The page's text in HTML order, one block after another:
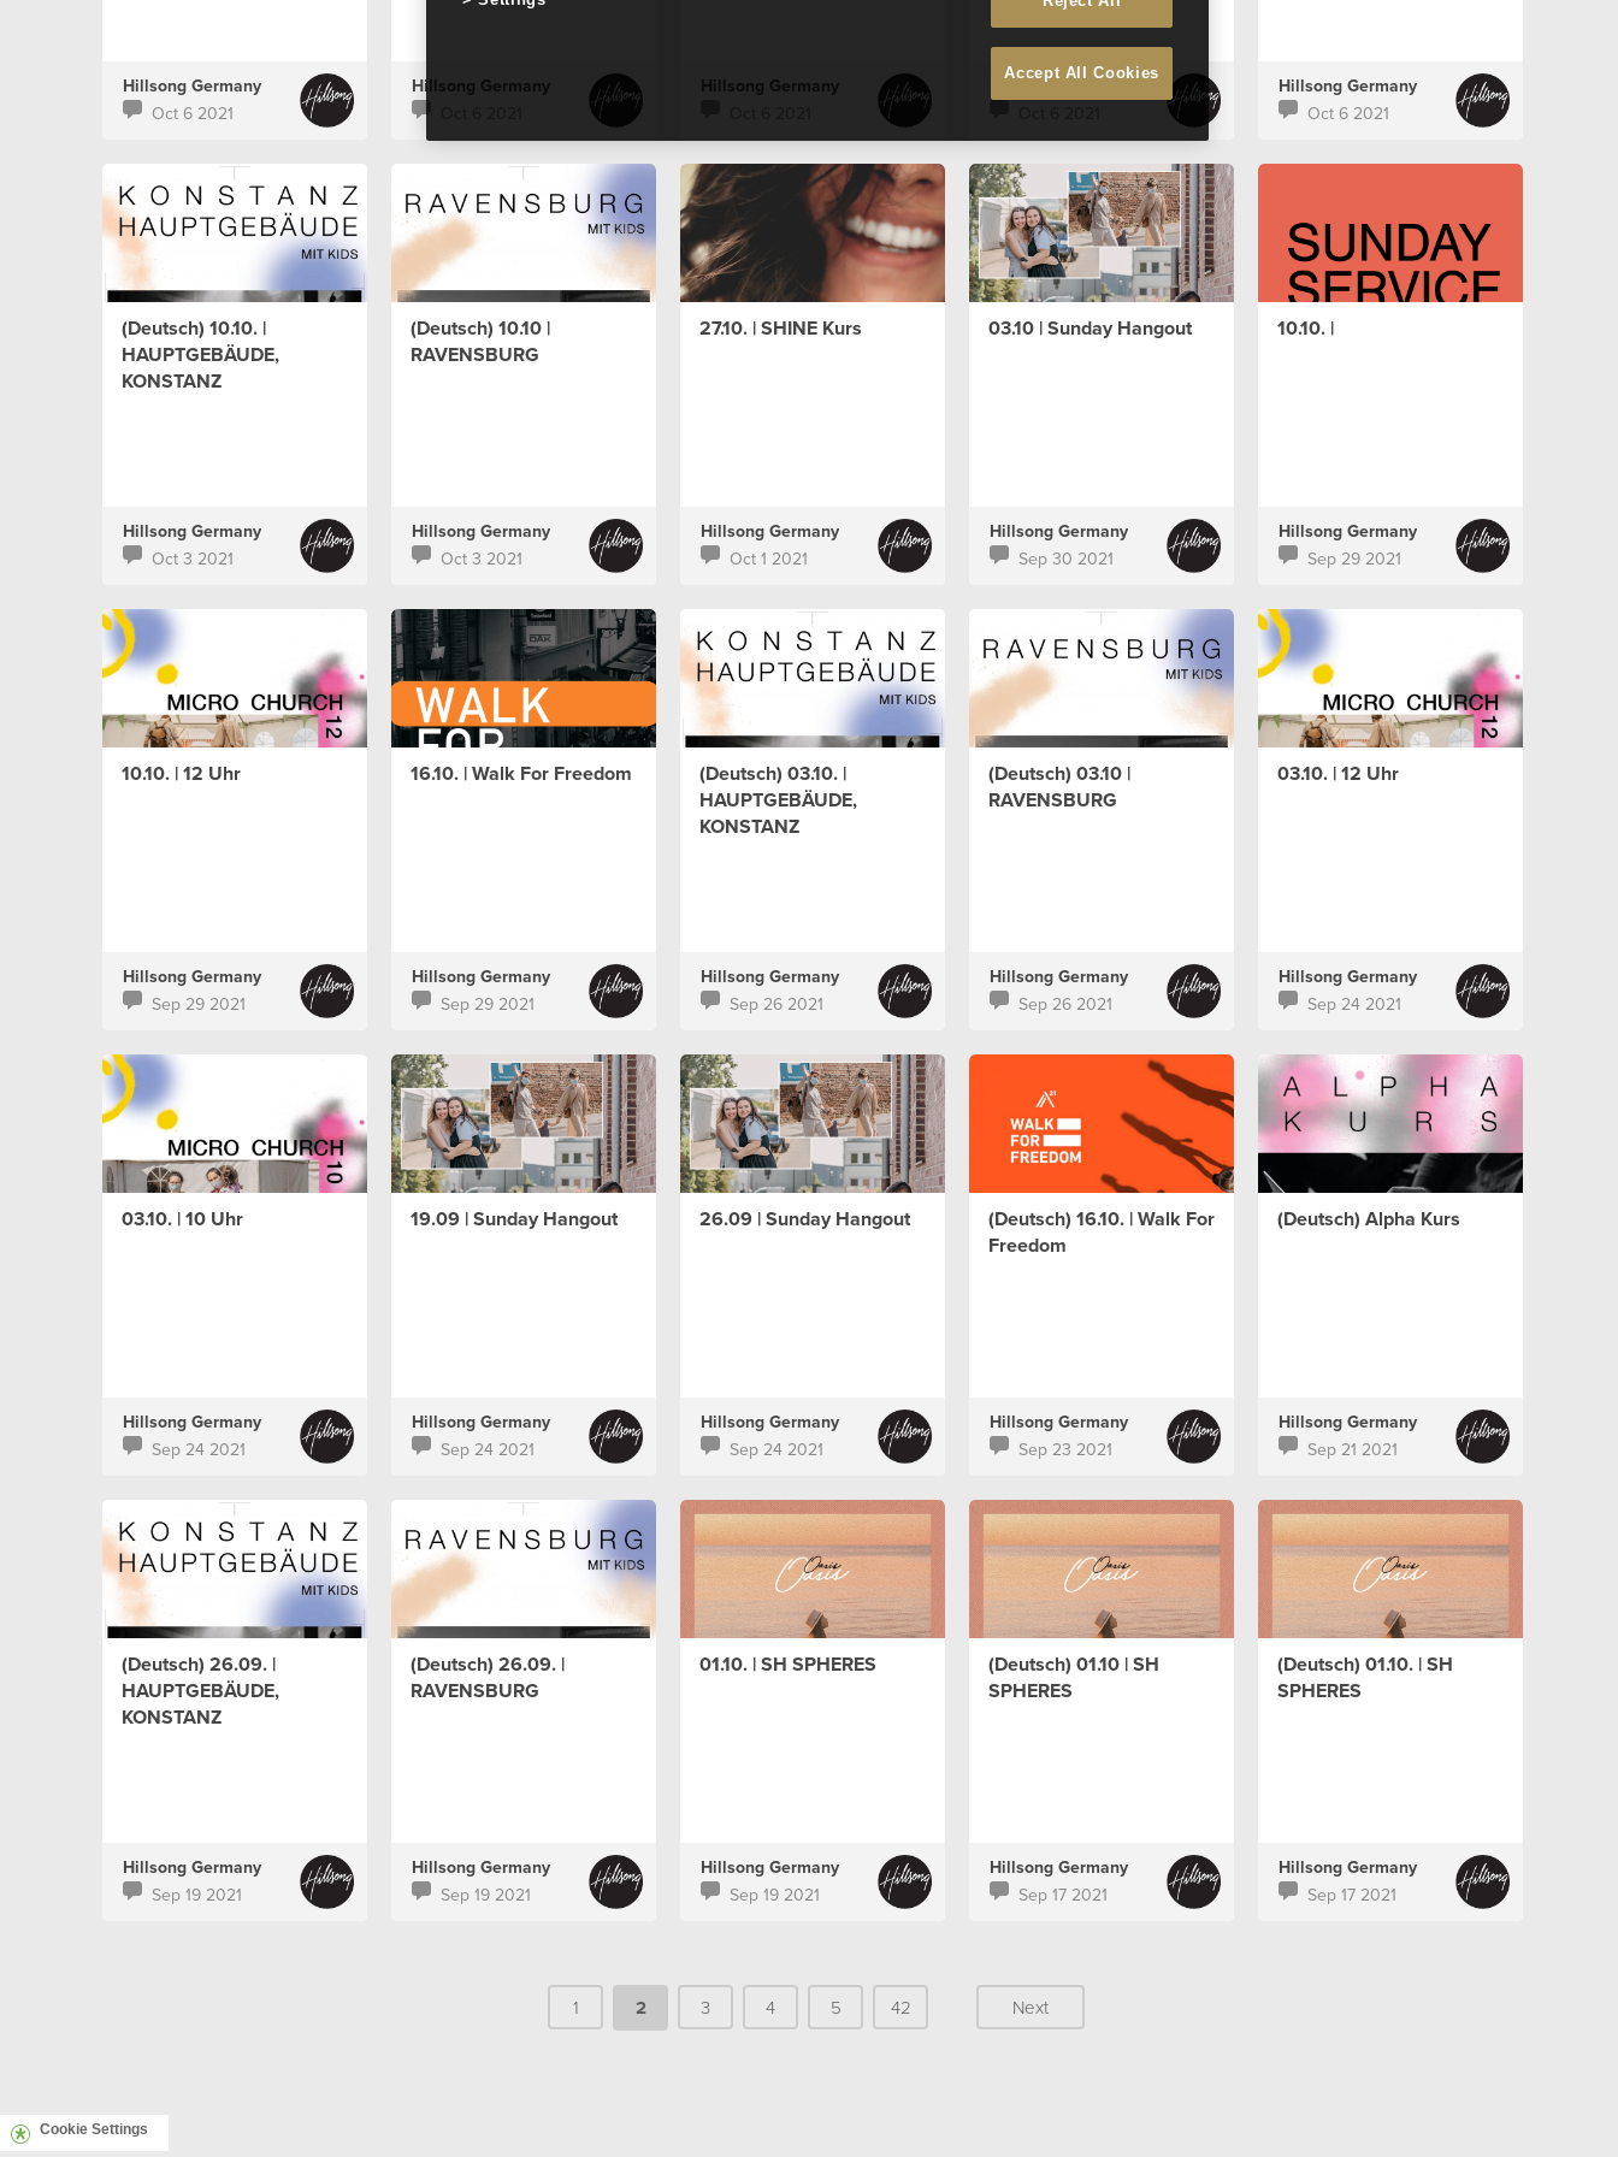
Hillsong Germany
Oct 6 2021
Hillsong Germany
Hillsong Germany
Hillsong Germany
Hillsong Germany
Oct 6 2021
(Deutsch) 10.10. |
HAUPTGEBÄUDE,
KONSTANZ
Hillsong Germany
Oct 3 2021
(Deutsch) 10.10 |
RAVENSBURG
Hillsong Germany
Oct 3 2021
27.10. | SHINE Kurs
Hillsong Germany
Oct 1 2021
03.10 | Sunday Hangout
Hillsong Germany
Sep 30 2021
10.10. |
Hillsong Germany
Sep 29 2021
10.10. | 12 Uhr
Hillsong Germany
Sep 29 2021
16.10. | Walk For Freedom
Hillsong Germany
Sep 29 2021
(Deutsch) 03.10. |
HAUPTGEBÄUDE,
KONSTANZ
Hillsong Germany
Sep 26 2021
(Deutsch) 03.10 |
RAVENSBURG
Hillsong Germany
Sep 26 2021
03.10. | 12 Uhr
Hillsong Germany
Sep 24 2021
03.10. | 10 Uhr
Hillsong Germany
Sep 24 2021
19.09 | Sunday Hangout
Hillsong Germany
Sep 24 2021
26.09 | Sunday Hangout
Hillsong Germany
Sep 24 2021
(Deutsch) 16.10. | Walk For
Freedom
Hillsong Germany
Sep 23 2021
(Deutsch) Alpha Kurs
Hillsong Germany
Sep 21 2021
(Deutsch) 26.09. |
HAUPTGEBÄUDE,
KONSTANZ
Hillsong Germany
Sep 19 2021
(Deutsch) 26.09. |
RAVENSBURG
Hillsong Germany
Sep 19 2021
01.10. | SH SPHERES
Hillsong Germany
Sep 19 2021
(Deutsch) 01.10 | SH
SPHERES
Hillsong Germany
Sep 17 2021
(Deutsch) 01.10. | SH
SPHERES
Hillsong Germany
Sep 17 2021
1 2 3 4 5 42 Next
Cookie Settings
Accept All Cookies